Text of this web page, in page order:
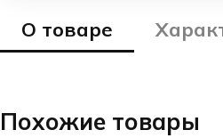
О товаре
Похожие товары